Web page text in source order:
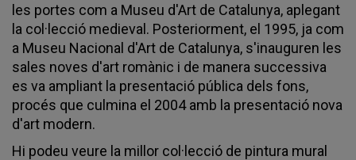
les portes com a Museu d'Art de Catalunya, aplegant
la col·lecció medieval. Posteriorment, el 1995, ja com
a Museu Nacional d'Art de Catalunya, s'inauguren les
sales noves d'art romànic i de manera successiva
es va ampliant la presentació pública dels fons,
procés que culmina el 2004 amb la presentació nova
d'art modern.
Hi podeu veure la millor col·lecció de pintura mural